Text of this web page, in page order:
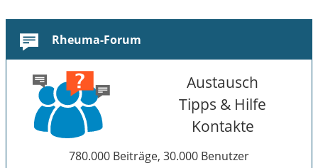
Rheuma-Forum
Austausch
Tipps & Hilfe
Kontakte
780.000 Beiträge, 30.000 Benutzer